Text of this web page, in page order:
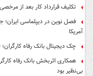
تکلیف قرارداد کار بعد از
آمریکا
چک دیجیتال بانک رفاه
همکاری اثربخش بانک رفاه
بی‌نظیر بود